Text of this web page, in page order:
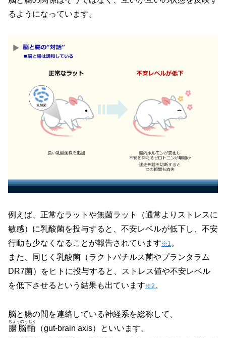
るようになっています。
例えば、正常なラットや無菌ラット
（通常よりストレスに
敏感） に乳酸菌を投与すると、不安レベルが低下し、不安
行動も少なくなることが報告されています※1 。
また、同じく乳酸菌 （ラクトバチルス菌やプランタラム
DR7菌）
をヒトに投与すると、ストレス値や不安レベル
を低下させるという結果も出ています※2 。
脳と腸の間を連絡している神経系を総称して、
腸脳軸
ちょうのうじく
（gut-brain axis）
といいます。